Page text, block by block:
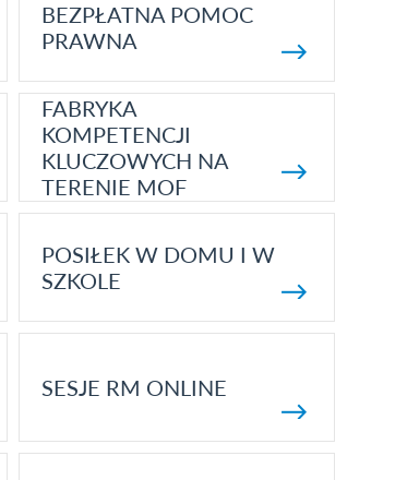
BEZPŁATNA POMOC
PRAWNA
FABRYKA
KOMPETENCJI
KLUCZOWYCH NA
TERENIE MOF
POSIŁEK W DOMU I W
SZKOLE
SESJE RM ONLINE